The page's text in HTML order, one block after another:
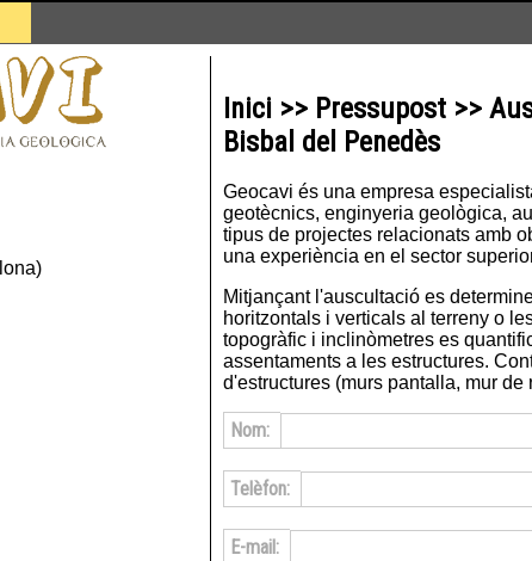
Inici >> Pressupost >>
Bisbal del Penedès
Geocavi és una empresa
geotècnics, enginyeria geològica,
tipus de projectes relacionats amb
una experiència en el sector
Mitjançant l'auscultació es
horitzontals i verticals al terreny o
topogràfic i inclinòmetres es
assentaments a les estructures.
d'estructures (murs pantalla, mur de
Nom:
Telèfon:
E-mail: